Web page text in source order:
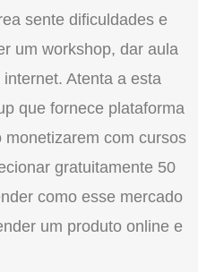
sente dificuldades e
um workshop, dar aula
Atenta a esta
que fornece plataforma
com cursos
gratuitamente 50
como esse mercado
um produto online e